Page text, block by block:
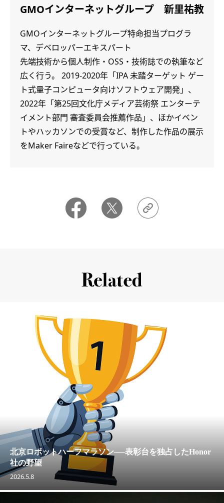
GMOインターネットグループ 新里祐教
GMOインターネットグループ特命担当プログラ
マ、デベロッパーエキスパート
先端技術から個人制作・OSS・技術誌での執筆など
広く行う。 2019-2020年「IPA 未踏ターゲット ゲー
ト式量子コンピュータ向けソフトウェア開発」、
2022年「第25回文化庁メディア芸術祭 エンターテ
イメント部門 審査委員会推薦作品」、ほかイベン
トやハッカソンでの受賞など、制作した作品の展示
をMaker Faireなどで行っている。
北京ロボットハーフマラソン──表彰台を独占したHonor
社の野望
2026.5.8